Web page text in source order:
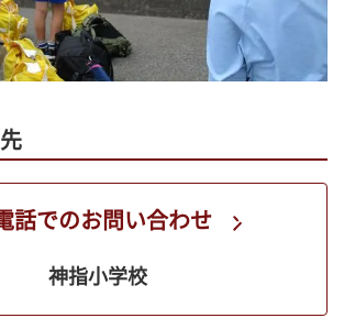
話でのお問い合わせ
神指小学校